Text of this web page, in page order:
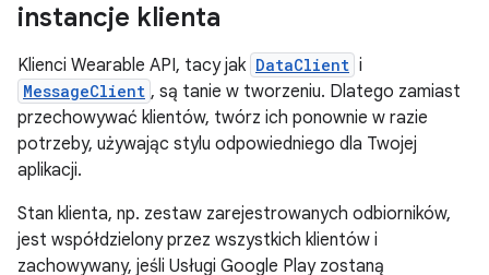
instancje klienta
Klienci Wearable API, tacy jak DataClient i
MessageClient , są tanie w tworzeniu. Dlatego zamiast
przechowywać klientów, twórz ich ponownie w razie
potrzeby, używając stylu odpowiedniego dla Twojej
aplikacji.
Stan klienta, np. zestaw zarejestrowanych odbiorników,
jest współdzielony przez wszystkich klientów i
zachowywany, jeśli Usługi Google Play zostaną